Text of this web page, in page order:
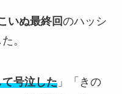
いぬ最終回のハッシ
。
号泣した」「きの